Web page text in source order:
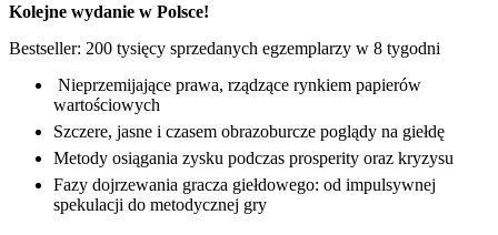
Kolejne wydanie w Polsce!
Bestseller: 200 tysięcy sprzedanych egzemplarzy w 8 tygodni
Nieprzemijające prawa, rządzące rynkiem papierów
wartościowych
Szczere, jasne i czasem obrazoburcze poglądy na giełdę
Metody osiągania zysku podczas prosperity oraz kryzysu
Fazy dojrzewania gracza giełdowego: od impulsywnej
spekulacji do metodycznej gry